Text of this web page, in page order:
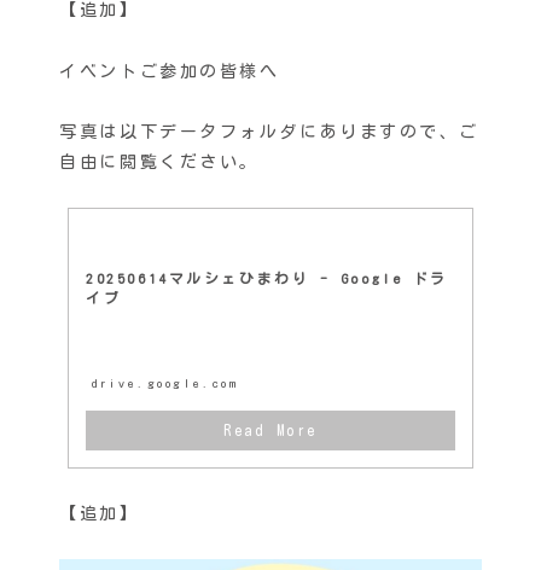
【追加】
イベントご参加の皆様へ
写真は以下データフォルダにありますので、ご
自由に閲覧ください。
20250614マルシェひまわり - Google ドラ
イブ
drive.google.com
【追加】